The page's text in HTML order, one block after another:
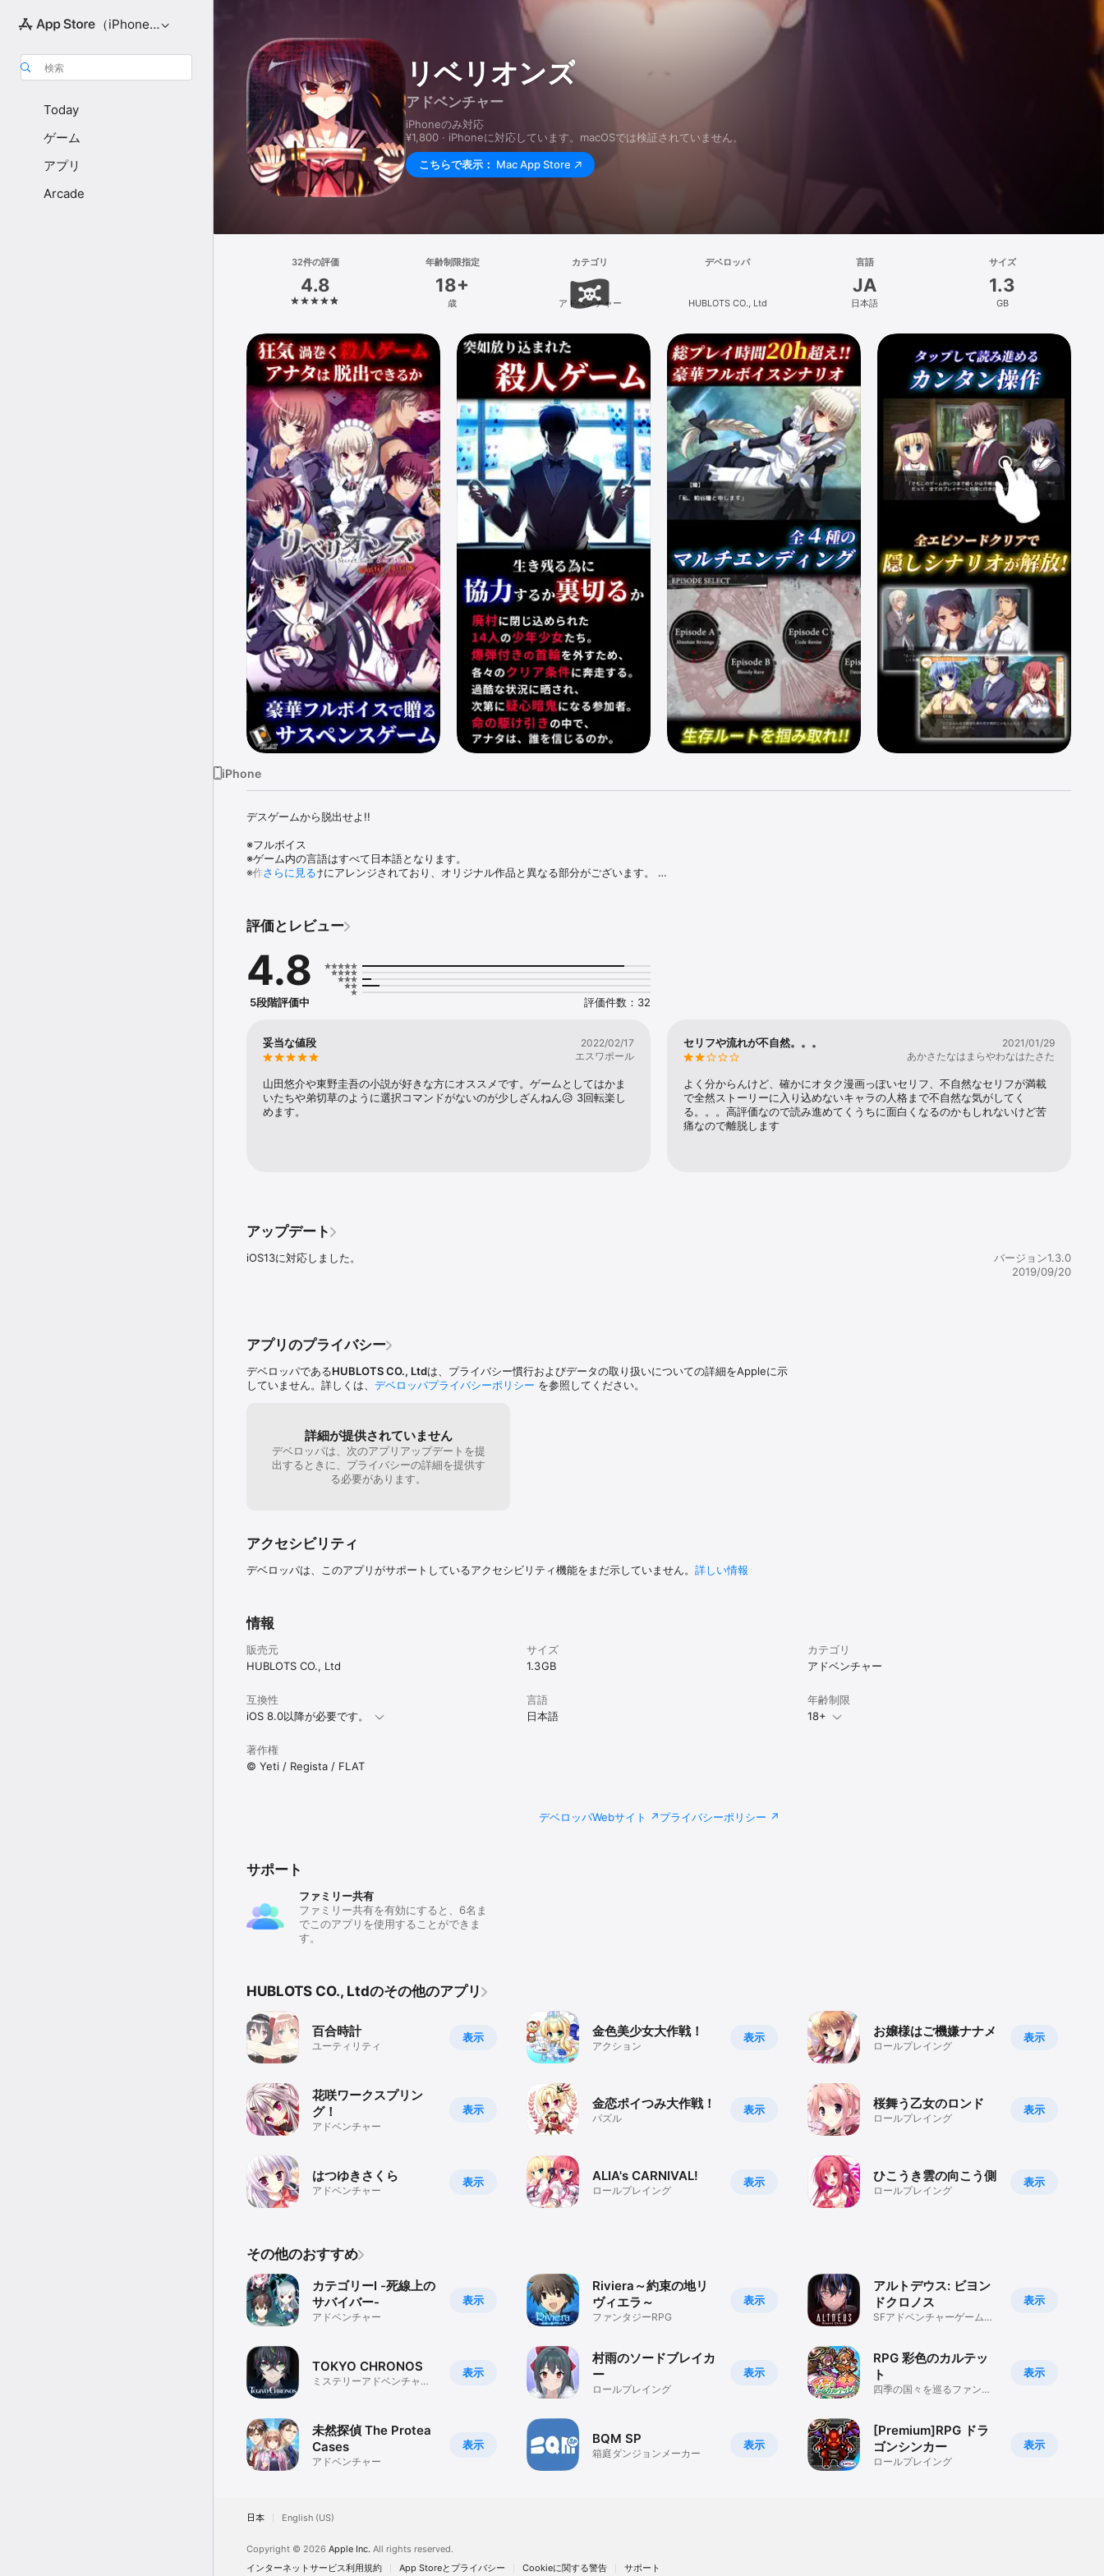
（iPhone向け）
検索
Today
ゲーム
アプリ
Arcade
リベリオンズ
アドベンチャー
iPhoneのみ対応
¥1,800 · iPhoneに対応しています。macOSでは検証されていません。
こちらで表示： Mac App Store
32件の評価
4.8
年齢制限指定
18+
歳
カテゴリ
アドベンチャー
デベロッパ
HUBLOTS CO., Ltd
言語
JA
日本語
サイズ
1.3
GB
iPhone
デスゲームから脱出せよ!!
※フルボイス
※ゲーム内の言語はすべて日本語となります。
※作品はiOS向けにアレンジされており、オリジナル作品と異なる部分がございます。
建物は朽ち果て無人の廃墟となったその場所に、１４人の若者が集められた。強制的に拉致されてきた者から、
否応なしに『ゲーム』へと巻き込まれていく。
『ゲーム』のルールは、それぞれの参加者に与えられた特定の条件を達成すること。条件をクリアするためにあ
らゆる行為は正当化され、参加者同士が殺し合うことすら許容される。万が一、条件を満たせなければ首輪が爆
発してプレイヤーは命を落とす。
プレイヤーたちは、それぞれのクリア条件を達成するために行動を開始する。生き残るために仲間を作るか、裏
切りを恐れ孤独を貫くか、それとも―――
ゲームが始まる。
世界から見放された廃墟の村で繰り広げられる、１４人の少年少女が辿った最期の記録。果たして彼らは、信頼
藤堂 悠奈　：沢村かすみ
上野 まり子：桜川未央
伊藤 大祐　：本多啓吾
阿刀田 初音：金田まひる
真島 章則　：青島刃
粕谷 瞳　　：北都南
シナリオ：チーム月島（月島総記 / 日向もやし / 月島トラ）
原画　　：	己即是空 / はやかわ凛太
音楽　　：Barbarian On The Groove
[ファーストオープニングテーマ]
【戦場の絆】
作曲・編曲：なるちょ
【揺るぎなき決意】
歌：遊女
作曲・編曲：なるちょ
画面タップ : シナリオメッセージを次に送ります。/選択肢やメニューを選びます。
右フリック : SKIPモードになります。
２点タップ : セーブ/ロード/環境設定/タイトルに戻る/twitterでつぶやく/ヘルプ/バージョン情報を選択できま
さらに見る
評価とレビュー
4.8
5段階評価中 評価件数：32
妥当な値段
2022/02/17
エスワポール
山田悠介や東野圭吾の小説が好きな方にオススメです。ゲームとしてはかま
いたちや弟切草のように選択コマンドがないのが少しざんねん😥 3回転楽し
めます。
セリフや流れが不自然。。。
2021/01/29
あかさたなはまらやわなはたさた
よく分からんけど、確かにオタク漫画っぽいセリフ、不自然なセリフが満載
で全然ストーリーに入り込めないキャラの人格まで不自然な気がしてく
る。。。高評価なので読み進めてくうちに面白くなるのかもしれないけど苦
痛なので離脱します
アップデート
iOS13に対応しました。
バージョン1.3.0
2019/09/20
アプリのプライバシー
デベロッパであるHUBLOTS CO., Ltdは、プライバシー慣行およびデータの取り扱いについての詳細をAppleに示
していません。詳しくは、 デベロッパプライバシーポリシー を参照してください。
詳細が提供されていません
デベロッパは、次のアプリアップデートを提
出するときに、プライバシーの詳細を提供す
る必要があります。
アクセシビリティ
デベロッパは、このアプリがサポートしているアクセシビリティ機能をまだ示していません。 詳しい情報
情報
販売元
HUBLOTS CO., Ltd
サイズ
1.3 GB
カテゴリ
アドベンチャー
互換性
iOS 8.0以降が必要です。
言語
日本語
年齢制限
18+
著作権
© Yeti / Regista / FLAT
デベロッパWebサイト プライバシーポリシー
サポート
ファミリー共有
ファミリー共有を有効にすると、6名ま
でこのアプリを使用することができま
す。
HUBLOTS CO., Ltdのその他のアプリ
表示
百合時計
ユーティリティ
表示
花咲ワークスプリン
グ！
アドベンチャー
表示
はつゆきさくら
アドベンチャー
表示
金色美少女大作戦！
アクション
表示
金恋ポイつみ大作戦！
パズル
表示
ALIA's CARNIVAL!
ロールプレイング
表示
お嬢様はご機嫌ナナメ
ロールプレイング
表示
桜舞う乙女のロンド
ロールプレイング
表示
ひこうき雲の向こう側
ロールプレイング
その他のおすすめ
表示
カテゴリーI -死線上の
サバイバー-
アドベンチャー
表示
TOKYO CHRONOS
ミステリーアドベンチャー
表示
未然探偵 The Protea
Cases
アドベンチャー
表示
Riviera～約束の地リ
ヴィエラ～
ファンタジーRPG
表示
村雨のソードブレイカ
ー
ロールプレイング
表示
BQM SP
箱庭ダンジョンメーカー
表示
アルトデウス: ビヨン
ドクロノス
SFアドベンチャーゲームの
表示
RPG 彩色のカルテッ
ト
四季の国々を巡るファンタ
表示
[Premium]RPG ドラ
ゴンシンカー
ロールプレイング
日本 English (US)
Copyright © 2026 Apple Inc. All rights reserved.
インターネットサービス利用規約
App Storeとプライバシー Cookieに関する警告 サポート